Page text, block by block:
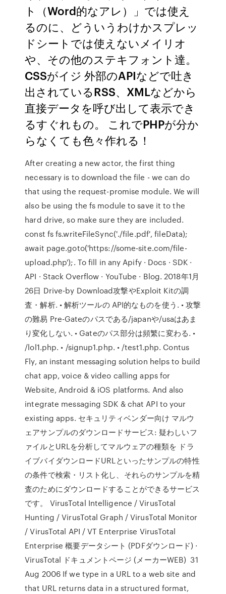
ト（Word的なアレ）」では使え
るのに、どういうわけかスプレッ
ドシートでは使えないメイリオ
や、その他のステキフォント達。
CSSがイジ 外部のAPIなどで吐き
出されているRSS、XMLなどから
直接データを呼び出して表示でき
るすぐれもの。 これでPHPが分か
らなくても色々作れる！
After creating a new actor, the first thing
necessary is to download the file - we can do
that using the request-promise module. We will
also be using the fs module to save it to the
hard drive, so make sure they are included.
const fs fs.writeFileSync('./file.pdf', fileData);
await page.goto('https://some-site.com/file-
upload.php');. To fill in any Apify · Docs · SDK ·
API · Stack Overflow · YouTube · Blog. 2018年1月
26日 Drive-by Download攻撃やExploit Kitの調
査・解析. • 解析ツールの API的なものを使う. • 攻撃
の難易 Pre-Gateのパスである/japanや/usaはあま
り変化しない. • Gateのパス部分は頻繁に変わる. •
/lol1.php. • /signup1.php. • /test1.php. Contus
Fly, an instant messaging solution helps to build
chat app, voice & video calling apps for
Website, Android & iOS platforms. And also
integrate messaging SDK & chat API to your
existing apps. セキュリティベンダー向け マルウ
ェアサンプルのダウンロードサービス: 疑わしいフ
ァイルとURLを分析してマルウェアの種類を ドラ
イブバイダウンロードURLといったサンプルの特性
の条件で検索・リスト化し、それらのサンプルを精
査のためにダウンロードすることができるサービス
です。 VirusTotal Intelligence / VirusTotal
Hunting / VirusTotal Graph / VirusTotal Monitor
/ VirusTotal API / VT Enterprise VirusTotal
Enterprise 概要データシート (PDFダウンロード) ·
VirusTotal ドキュメントページ (メーカーWEB) 31
Aug 2006 If we type in a URL to a web site and
that URL returns data in a structured format,